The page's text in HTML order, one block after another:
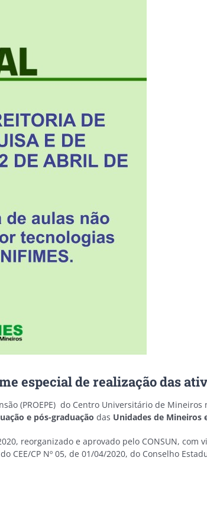
especial de realização das
(PROEPE) do Centro Universitário de Mineiros
e pós-graduação das Unidades de Mineiros
reorganizado e aprovado pelo CONSUN, com
CEE/CP Nº 05, de 01/04/2020, do Conselho